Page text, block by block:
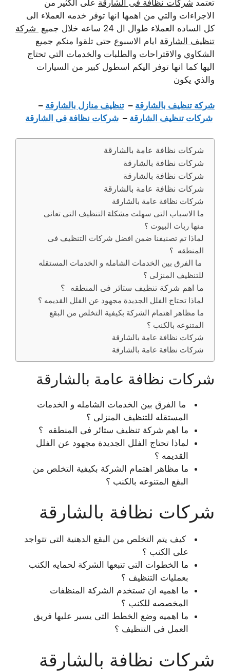
تعتمد شركات نظافة فى الشارقة على الكثير من
الاجراءات والتي من اهمها انها توفر خدمه العملاء الى
كل الساده العملاء طوال ال 24 ساعه خلال جميع
شركة
تنظيف الشارقة ايام الاسبوع حتى تلقوا منكم جميع
الشكاوي والاقتراحات والطلبات والخدمات التي تحتاج
اليها كما انها توفر اليكم اسطول كبير من السيارات
والذي يكون
شركة تنظيف بالشارقة – تنظيف منازل بالشارقة –
شركات تنظيف الشارقة – شركات نظافة فى الشارقة
شركات نظافة عامة بالشارقة
شركات نظافة بالشارقة
شركات نظافة بالشارقة
شركات نظافة عامة بالشارقة
شركات نظافة عامة بالشارقة
ما الاسباب التى سهلت مشكلة التنظيف التى تعانى
منها ربات البيوت ؟
لماذا تم تصنيفنا ضمن افضل شركات التنظيف فى
المنطقه ؟
ما الفرق بين الخدمات الشامله و الخدمات المستقله
للتنظيف المنزلى ؟
ما اهم شركة تنظيف ستائر فى المنطقه ؟
لماذا تحتاج الفلل الجديدة مجهود عن الفلل القديمه ؟
ما مظاهر اهتمام الشركة بكيفية التخلص من البقع
المتنوعه بالكنب ؟
شركات نظافة عامة بالشارقة
شركات نظافة عامة بالشارقة
شركات نظافة عامة بالشارقة
ما الفرق بين الخدمات الشامله و الخدمات
المستقله للتنظيف المنزلى ؟
ما اهم شركة تنظيف ستائر فى المنطقه ؟
لماذا تحتاج الفلل الجديدة مجهود عن الفلل
القديمه ؟
ما مظاهر اهتمام الشركة بكيفية التخلص من
البقع المتنوعه بالكنب ؟
شركات نظافة بالشارقة
كيف يتم التخلص من البقع الدهنية التى تتواجد
على الكنب ؟
ما الخطوات التى تتبعها الشركة لحمايه الكنب
بعمليات التنظيف ؟
ما اهميه ان تستخدم الشركة المنظفات
المخصصه للكنب ؟
ما اهميه وضع الخطط التى يسير عليها فريق
العمل فى التنظيف ؟
شركات نظافة بالشارقة